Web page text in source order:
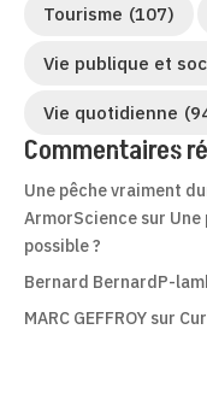
Tourisme (107)
Vie publique et
Vie quotidienne
Commentaires
Une pêche vraiment
ArmorScience sur
possible ?
Bernard BernardP-
MARC GEFFROY sur